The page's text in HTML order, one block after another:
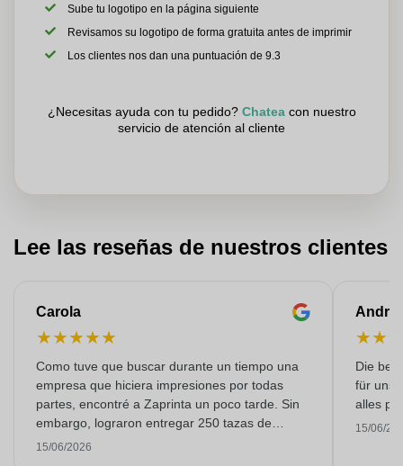
Sube tu logotipo en la página siguiente
Revisamos su logotipo de forma gratuita antes de imprimir
Los clientes nos dan una puntuación de 9.3
¿Necesitas ayuda con tu pedido? Chateacon nuestro
servicio de atención al cliente
Lee las reseñas de nuestros clientes
Carola
★★★★★
Como tuve que buscar durante un tiempo una
empresa que hiciera impresiones por todas
partes, encontré a Zaprinta un poco tarde. Sin
embargo, lograron entregar 250 tazas de
esmalte con una impresión excelente a tiempo.
15/06/2026
★★
Die
für
alles
15/06/